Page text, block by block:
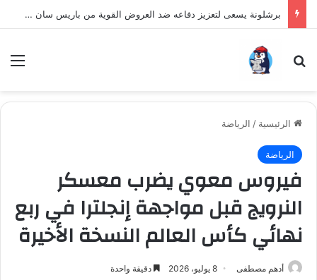
برشلونة يسعى لتعزيز دفاعه ضد العروض القوية من باريس سان جيرمان لنجم الأرجنتين
بحث عن
الرئيسية / الرياضة
الرياضة
فيروس معوي يضرب معسكر
النرويج قبل مواجهة إنجلترا في ربع
نهائي كأس العالم النسخة الأخيرة
أدهم مصطفى 8 يوليو، 2026 دقيقة واحدة